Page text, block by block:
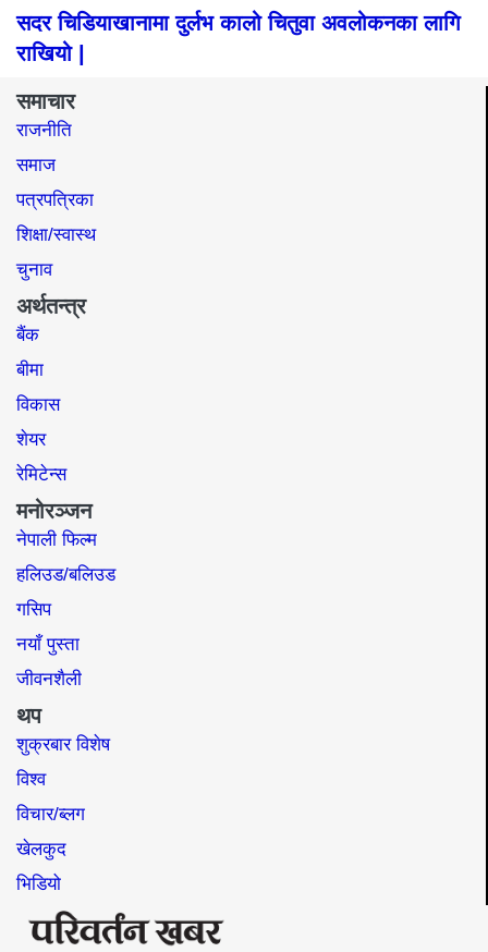
सदर चिडियाखानामा दुर्लभ कालो चितुवा अवलोकनका लागि
राखियो |
समाचार
राजनीति
समाज​
पत्रपत्रिका
शिक्षा/स्वास्थ
चुनाव
अर्थतन्त्र
बैंक
बीमा
विकास
शेयर
रेमिटेन्स
मनोरञ्जन
नेपाली फिल्म
हलिउड/बलिउड
गसिप
नयाँ पुस्ता
जीवनशैली
थप
शुक्रबार विशेष
विश्व
विचार/ब्लग
खेलकुद
भिडियो